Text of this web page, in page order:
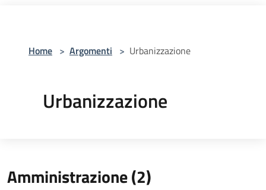
Home > Argomenti > Urbanizzazione
Urbanizzazione
Amministrazione (2)